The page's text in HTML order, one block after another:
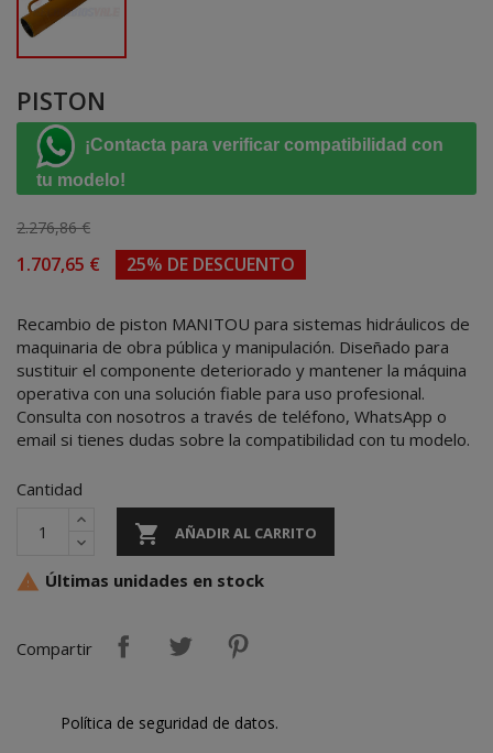
PISTON
¡Contacta para verificar compatibilidad con
tu modelo!
2.276,86 €
1.707,65 € 25% DE DESCUENTO
Recambio de piston MANITOU para sistemas hidráulicos de
maquinaria de obra pública y manipulación. Diseñado para
sustituir el componente deteriorado y mantener la máquina
operativa con una solución fiable para uso profesional.
Consulta con nosotros a través de teléfono, WhatsApp o
email si tienes dudas sobre la compatibilidad con tu modelo.
Cantidad
 AÑADIR AL CARRITO
 Últimas unidades en stock
Compartir
Política de seguridad de datos.